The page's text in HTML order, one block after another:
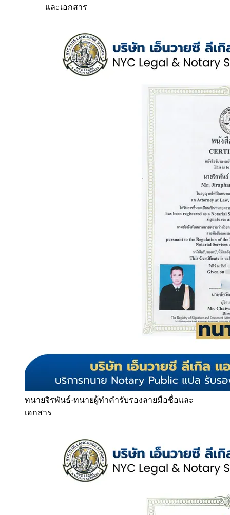
และเอกสาร
ทนายจิรพันธ์·ทนายผู้ทำคำรับรองลายมือชื่อและ
เอกสาร